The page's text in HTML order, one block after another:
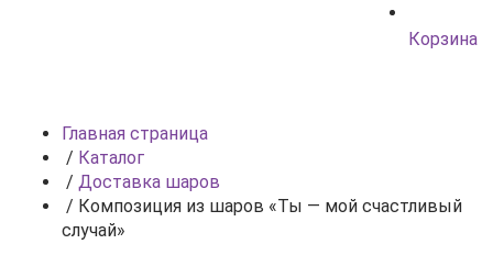
Корзина
Главная страница
/ Каталог
/ Доставка шаров
/ Композиция из шаров «Ты — мой счастливый
случай»